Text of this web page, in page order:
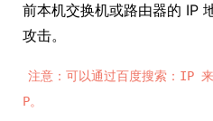
前本机交换机或路由器的 IP
攻击。
注意：可以通过百度搜索：IP
P。